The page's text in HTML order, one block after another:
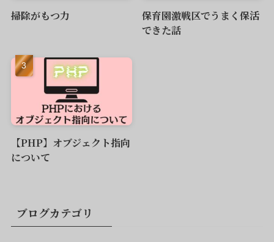
掃除がもつ力
保育園激戦区でうまく保活
できた話
【PHP】オブジェクト指向
について
ブログカテゴリ